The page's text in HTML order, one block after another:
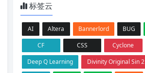
标签云
AI Altera Bannerlord BUG
CF
CSS Cyclone
Deep Q Learning
Divinity Original Sin 2